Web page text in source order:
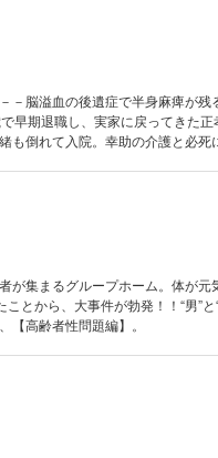
－脳溢血の後遺症で半身麻痺が残
早期退職し、実家に戻ってきた正
も倒れて入院。幸助の介護と必死
集まるグループホーム。体が元
とから、大事件が勃発！！“男”と
高齢者性問題編】。